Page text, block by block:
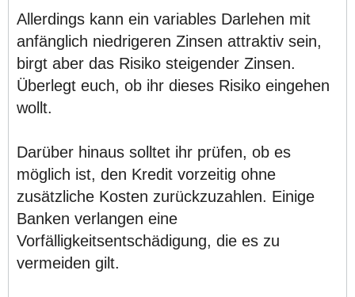
Allerdings kann ein variables Darlehen mit
anfänglich niedrigeren Zinsen attraktiv sein,
birgt aber das Risiko steigender Zinsen.
Überlegt euch, ob ihr dieses Risiko eingehen
wollt.
Darüber hinaus solltet ihr prüfen, ob es
möglich ist, den Kredit vorzeitig ohne
zusätzliche Kosten zurückzuzahlen. Einige
Banken verlangen eine
Vorfälligkeitsentschädigung, die es zu
vermeiden gilt.